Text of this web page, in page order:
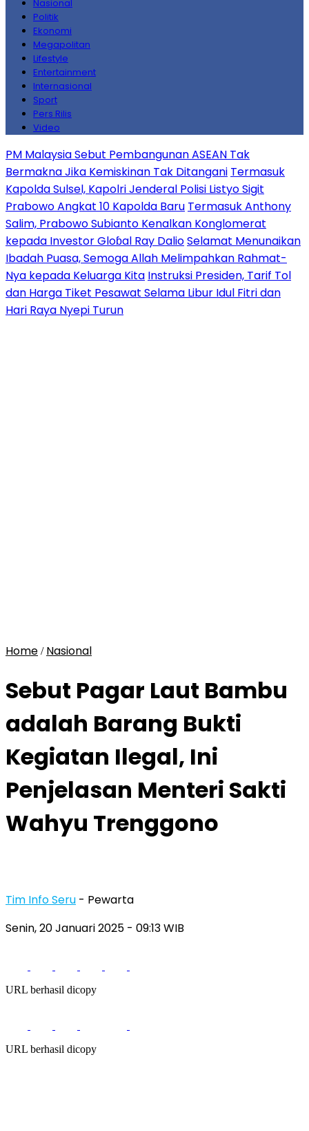
Nasional
Politik
Ekonomi
Megapolitan
Lifestyle
Entertainment
Internasional
Sport
Pers Rilis
Video
PM Malaysia Sebut Pembangunan ASEAN Tak
Bermakna Jika Kemiskinan Tak Ditangani Termasuk
Kapolda Sulsel, Kapolri Jenderal Polisi Listyo Sigit
Prabowo Angkat 10 Kapolda Baru Termasuk Anthony
Salim, Prabowo Subianto Kenalkan Konglomerat
kepada Investor Gloɓal Ray DalioSelamat Menunaikan
Ibadah Puasa, Semoga Allah Melimpahkan Rahmat-
Nya kepada Keluarga Kita Instruksi Presiden, Tarif Tol
dan Harga Tiket Pesawat Selama Libur Idul Fitri dan
Hari Raya Nyepi Turun
Home / Nasional
Sebut Pagar Laut Bambu
adalah Barang Bukti
Kegiatan Ilegal, Ini
Penjelasan Menteri Sakti
Wahyu Trenggono
Tim Info Seru - Pewarta
Senin, 20 Januari 2025 - 09:13 WIB
URL berhasil dicopy
URL berhasil dicopy